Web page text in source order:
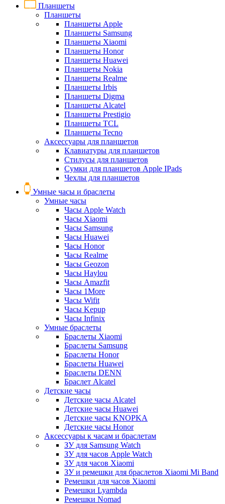
Планшеты
Планшеты
Планшеты Apple
Планшеты Samsung
Планшеты Xiaomi
Планшеты Honor
Планшеты Huawei
Планшеты Nokia
Планшеты Realme
Планшеты Irbis
Планшеты Digma
Планшеты Alcatel
Планшеты Prestigio
Планшеты TCL
Планшеты Tecno
Аксессуары для планшетов
Клавиатуры для планшетов
Стилусы для планшетов
Сумки для планшетов Apple IPads
Чехлы для планшетов
Умные часы и браслеты
Умные часы
Часы Apple Watch
Часы Xiaomi
Часы Samsung
Часы Huawei
Часы Honor
Часы Realme
Часы Geozon
Часы Haylou
Часы Amazfit
Часы 1More
Часы Wifit
Часы Kepup
Часы Infinix
Умные браслеты
Браслеты Xiaomi
Браслеты Samsung
Браслеты Honor
Браслеты Huawei
Браслеты DENN
Браслет Alcatel
Детские часы
Детские часы Alcatel
Детские часы Huawei
Детские часы KNOPKA
Детские часы Honor
Аксессуары к часам и браслетам
ЗУ для Samsung Watch
ЗУ для часов Apple Watch
ЗУ для часов Xiaomi
ЗУ и ремешки для браслетов Xiaomi Mi Band
Ремешки для часов Xiaomi
Ремешки Lyambda
Ремешки Nomad